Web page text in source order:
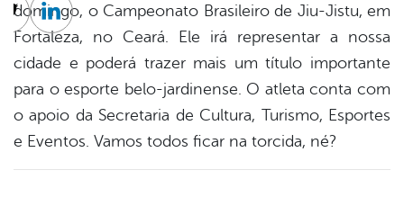
domingo, o Campeonato Brasileiro de Jiu-Jistu, em
Fortaleza, no Ceará. Ele irá representar a nossa
cidade e poderá trazer mais um título importante
para o esporte belo-jardinense. O atleta conta com
o apoio da Secretaria de Cultura, Turismo, Esportes
e Eventos. Vamos todos ficar na torcida, né?
TwitterLinkedin